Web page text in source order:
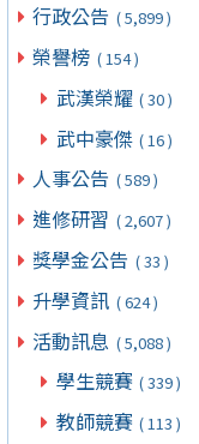
行政公告 ( 5,899 )
榮譽榜 ( 154 )
武漢榮耀 ( 30 )
武中豪傑 ( 16 )
人事公告 ( 589 )
進修研習 ( 2,607 )
獎學金公告 ( 33 )
升學資訊 ( 624 )
活動訊息 ( 5,088 )
學生競賽 ( 339 )
教師競賽 ( 113 )